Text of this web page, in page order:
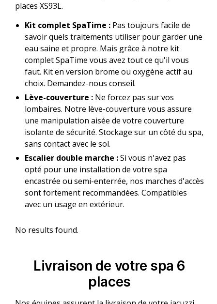
places XS93L.
Kit complet SpaTime :Pas toujours facile de
savoir quels traitements utiliser pour garder une
eau saine et propre. Mais grâce à notre kit
complet SpaTime vous avez tout ce qu'il vous
faut. Kit en version brome ou oxygène actif au
choix. Demandez-nous conseil.
Lève-couverture :Ne forcez pas sur vos
lombaires. Notre lève-couverture vous assure
une manipulation aisée de votre couverture
isolante de sécurité. Stockage sur un côté du spa,
sans contact avec le sol.
Escalier double marche :Si vous n'avez pas
opté pour une installation de votre spa
encastrée ou semi-enterrée, nos marches d'accès
sont fortement recommandées. Compatibles
avec un usage en extérieur.
No results found.
Livraison de votre spa 6
places